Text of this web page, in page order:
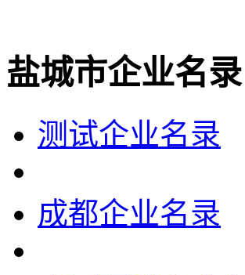
盐城市企业名
测试企业名录
成都企业名录